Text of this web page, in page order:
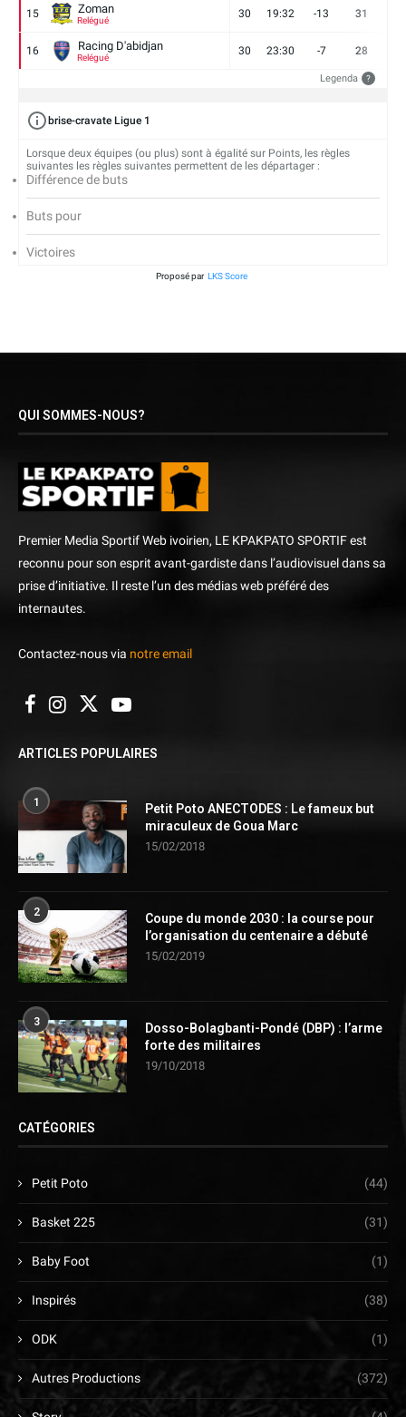
15 Zoman
Relégué
30 19:32 -13 31
16 Racing D'abidjan
Relégué
30 23:30 -7 28
Legenda ?
brise-cravate Ligue 1
Lorsque deux équipes (ou plus) sont à égalité sur Points, les règles
suivantes les règles suivantes permettent de les départager :
Différence de buts
Buts pour
Victoires
Proposé par LKS Score
QUI SOMMES-NOUS?
Premier Media Sportif Web ivoirien, LE KPAKPATO SPORTIF est
reconnu pour son esprit avant-gardiste dans l’audiovisuel dans sa
prise d’initiative. Il reste l’un des médias web préféré des
internautes.
Contactez-nous via notre email
ARTICLES POPULAIRES
1
Petit Poto ANECTODES : Le fameux but
miraculeux de Goua Marc
15/02/2018
2
Coupe du monde 2030 : la course pour
l’organisation du centenaire a débuté
15/02/2019
3
Dosso-Bolagbanti-Pondé (DBP) : l’arme
forte des militaires
19/10/2018
CATÉGORIES
Petit Poto (44)
Basket 225 (31)
Baby Foot (1)
Inspirés (38)
ODK (1)
Autres Productions (372)